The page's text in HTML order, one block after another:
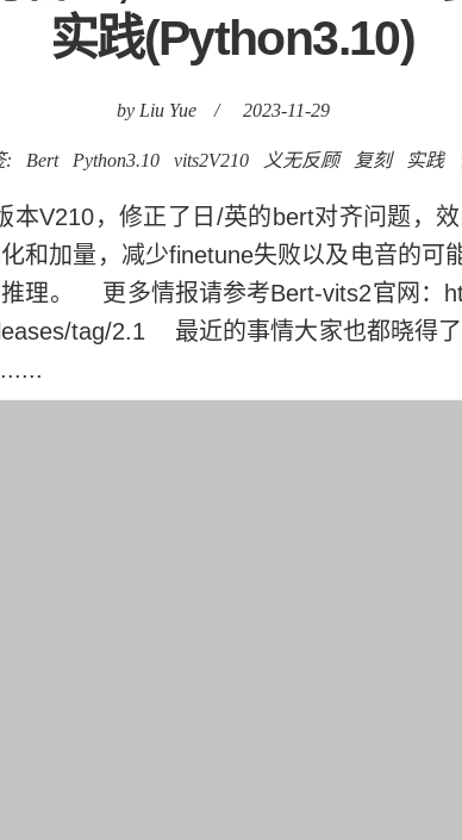
实践(Python3.10)
by Liu Yue / 2023-11-29
: Bert Python3.10 vits2V210 义无反顾 复刻 实践
V210，修正了日/英的bert对齐问题，
和加量，减少finetune失败以及电音的可
理。 更多情报请参考Bert-vits2官网：
tag/2.1 最近的事情大家也都晓得